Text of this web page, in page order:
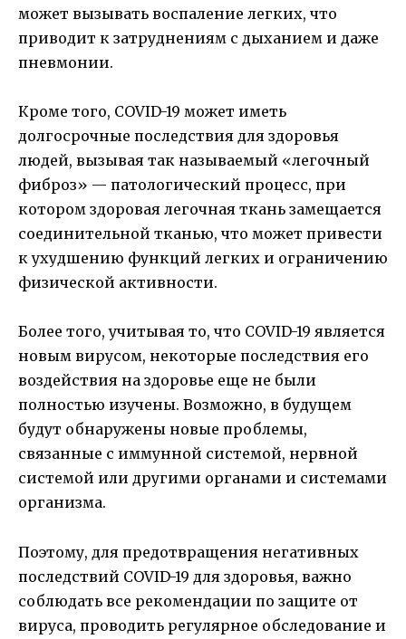
может вызывать воспаление легких, что
приводит к затруднениям с дыханием и даже
пневмонии.
Кроме того, COVID-19 может иметь
долгосрочные последствия для здоровья
людей, вызывая так называемый «легочный
фиброз» — патологический процесс, при
котором здоровая легочная ткань замещается
соединительной тканью, что может привести
к ухудшению функций легких и ограничению
физической активности.
Более того, учитывая то, что COVID-19 является
новым вирусом, некоторые последствия его
воздействия на здоровье еще не были
полностью изучены. Возможно, в будущем
будут обнаружены новые проблемы,
связанные с иммунной системой, нервной
системой или другими органами и системами
организма.
Поэтому, для предотвращения негативных
последствий COVID-19 для здоровья, важно
соблюдать все рекомендации по защите от
вируса, проводить регулярное обследование и